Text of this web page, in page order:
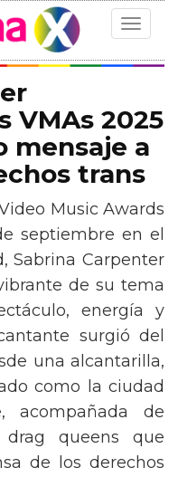
Toggle
VMAs 2025
mensaje a
trans
Music Awards
septiembre en el
Sabrina Carpenter
de su tema
energía y
surgió del
una alcantarilla,
como la ciudad
acompañada de
drag queens que
de los derechos